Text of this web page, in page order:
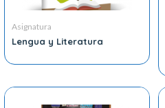
Asignatura
Lengua y Literatura